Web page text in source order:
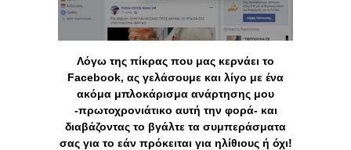
Λόγω της πίκρας που μας κερνάει το
Facebook, ας γελάσουμε και λίγο με ένα
ακόμα μπλοκάρισμα ανάρτησης μου
-πρωτοχρονιάτικο αυτή την φορά- και
διαβάζοντας το βγάλτε τα συμπεράσματα
σας για το εάν πρόκειται για ηλίθιους ή όχι!